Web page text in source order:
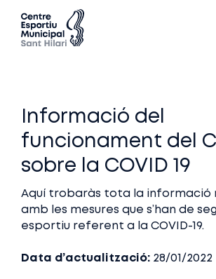
Informació del
funcionament del
sobre la COVID 19
Aquí trobaràs tota la informació
amb les mesures que s’han de
esportiu referent a la COVID-19.
Data d’actualització:28/01/2022